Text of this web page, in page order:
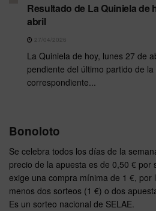
Resultado de La Quiniela de
abril
27/04/2026
La Quiniela de hoy, lunes 27 de
pendiente del último partido de
correspondiente...
Bonoloto
Se celebra todos los días de la
precio de la apuesta es de 0,50 € por
exige una compra mínima de 1 €, por
menos dos sorteos (1 €) o dos
Es un sorteo nacional de SELAE.